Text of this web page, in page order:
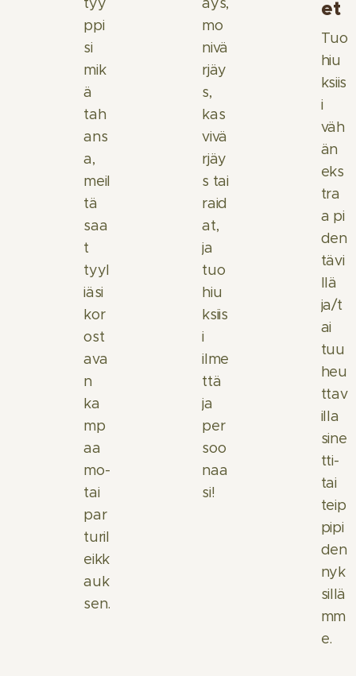
ppi
si
mik
ä
tah
ans
a,
meil
tä
saa
t
tyyl
iäsi
kor
ost
ava
n
ka
mp
aa
mo-
tai
par
turil
eikk
auk
sen.
mo
nivä
rjäy
s,
kas
vivä
rjäy
s tai
raid
at,
ja
tuo
hiu
ksiis
i
ilme
ttä
ja
per
soo
naa
si!
et
Tuo
hiu
ksiis
i
väh
än
eks
tra
a pi
den
tävi
llä
ja/t
ai
tuu
heu
ttav
illa
sine
tti-
tai
teip
pipi
den
nyk
sillä
mm
e.